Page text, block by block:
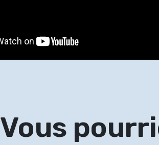
Vous